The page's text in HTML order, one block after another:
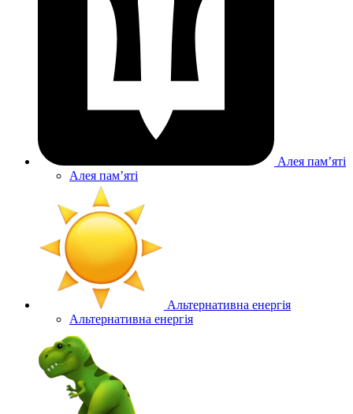
Алея памʼяті
Алея памʼяті
Альтернативна енергія
Альтернативна енергія